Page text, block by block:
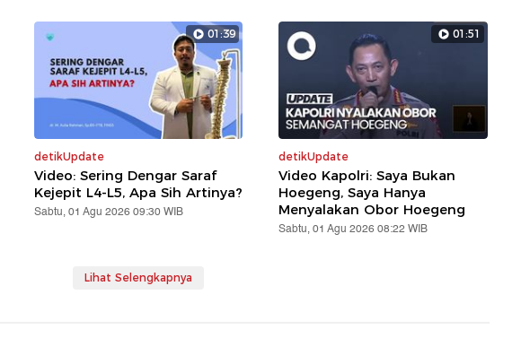
01:39
detikUpdate
Video: Sering Dengar Saraf
Kejepit L4-L5, Apa Sih Artinya?
Sabtu, 01 Agu 2026 09:30 WIB
01:51
detikUpdate
Video Kapolri: Saya Bukan
Hoegeng, Saya Hanya
Menyalakan Obor Hoegeng
Sabtu, 01 Agu 2026 08:22 WIB
Lihat Selengkapnya